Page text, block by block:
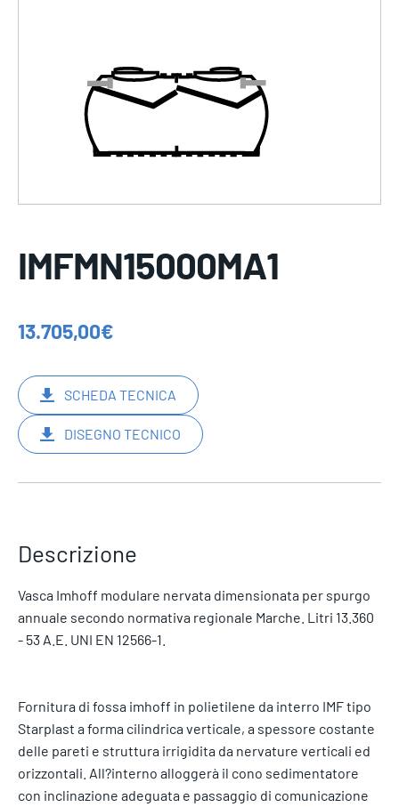
IMFMN15000MA1
13.705,00€
SCHEDA TECNICA
DISEGNO TECNICO
Descrizione
Vasca Imhoff modulare nervata dimensionata per spurgo
annuale secondo normativa regionale Marche. Litri 13.360
- 53 A.E. UNI EN 12566-1.
Fornitura di fossa imhoff in polietilene da interro IMF tipo
Starplast a forma cilindrica verticale, a spessore costante
delle pareti e struttura irrigidita da nervature verticali ed
orizzontali. All?interno alloggerà il cono sedimentatore
con inclinazione adeguata e passaggio di comunicazione